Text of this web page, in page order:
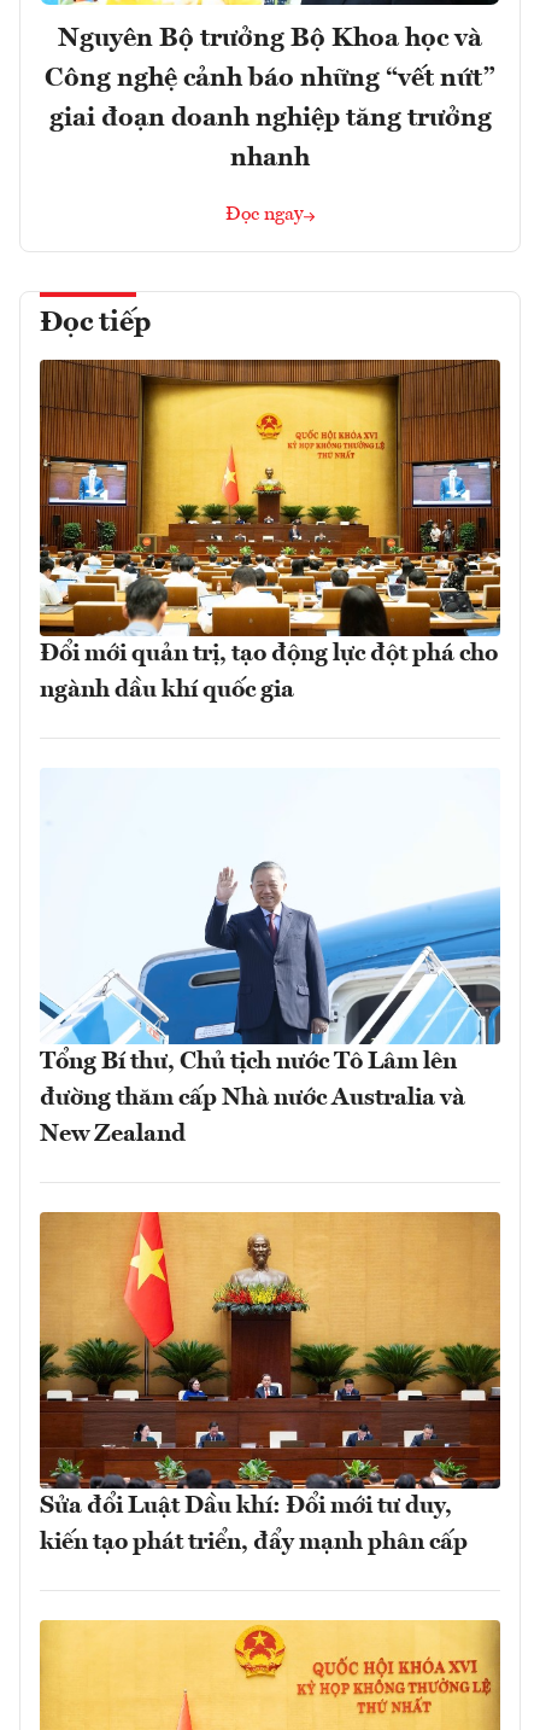
Nguyên Bộ trưởng Bộ Khoa học và
Công nghệ cảnh báo những “vết nứt”
giai đoạn doanh nghiệp tăng trưởng
nhanh
Đọc ngay
Đọc tiếp
Đổi mới quản trị, tạo động lực đột phá cho
ngành dầu khí quốc gia
Tổng Bí thư, Chủ tịch nước Tô Lâm lên
đường thăm cấp Nhà nước Australia và
New Zealand
Sửa đổi Luật Dầu khí: Đổi mới tư duy,
kiến tạo phát triển, đẩy mạnh phân cấp